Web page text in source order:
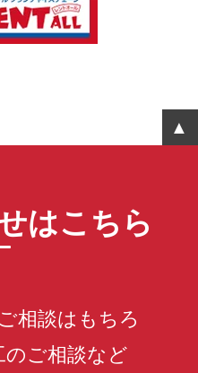
はこちら
相談はもちろ
のご相談など